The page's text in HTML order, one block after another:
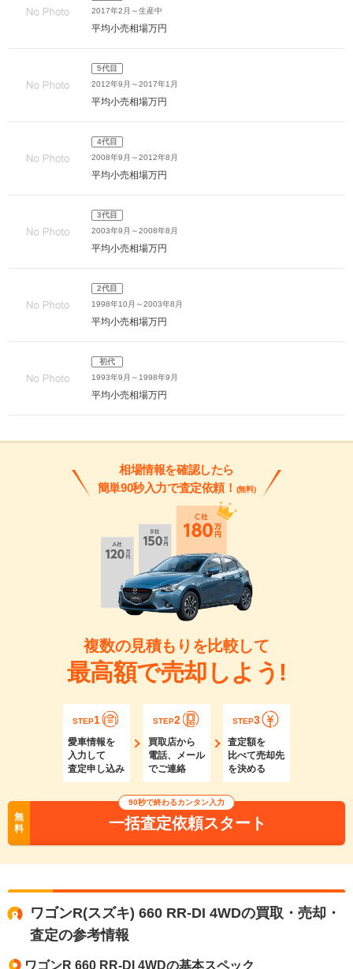
2017年2月～生産中
平均小売相場万円
5代目
2012年9月～2017年1月
平均小売相場万円
4代目
2008年9月～2012年8月
平均小売相場万円
3代目
2003年9月～2008年8月
平均小売相場万円
2代目
1998年10月～2003年8月
平均小売相場万円
初代
1993年9月～1998年9月
平均小売相場万円
相場情報を確認したら
簡単90秒入力で査定依頼！ (無料)
複数の見積もりを比較して
最高額で売却しよう!
STEP1
愛車情報を
入力して
査定申し込み
STEP2
買取店から
電話、メール
でご連絡
STEP3
査定額を
比べて売却先
を決める
無
料
90秒で終わるカンタン入力
一括査定依頼スタート
ワゴンR(スズキ) 660 RR-DI 4WDの買取・売却・
査定の参考情報
ワゴンR 660 RR-DI 4WDの基本スペック